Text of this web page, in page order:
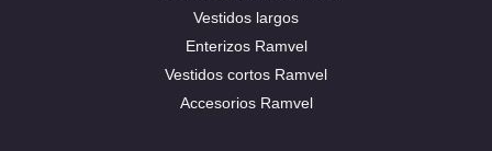
Vestidos largos
Enterizos Ramvel
Vestidos cortos Ramvel
Accesorios Ramvel